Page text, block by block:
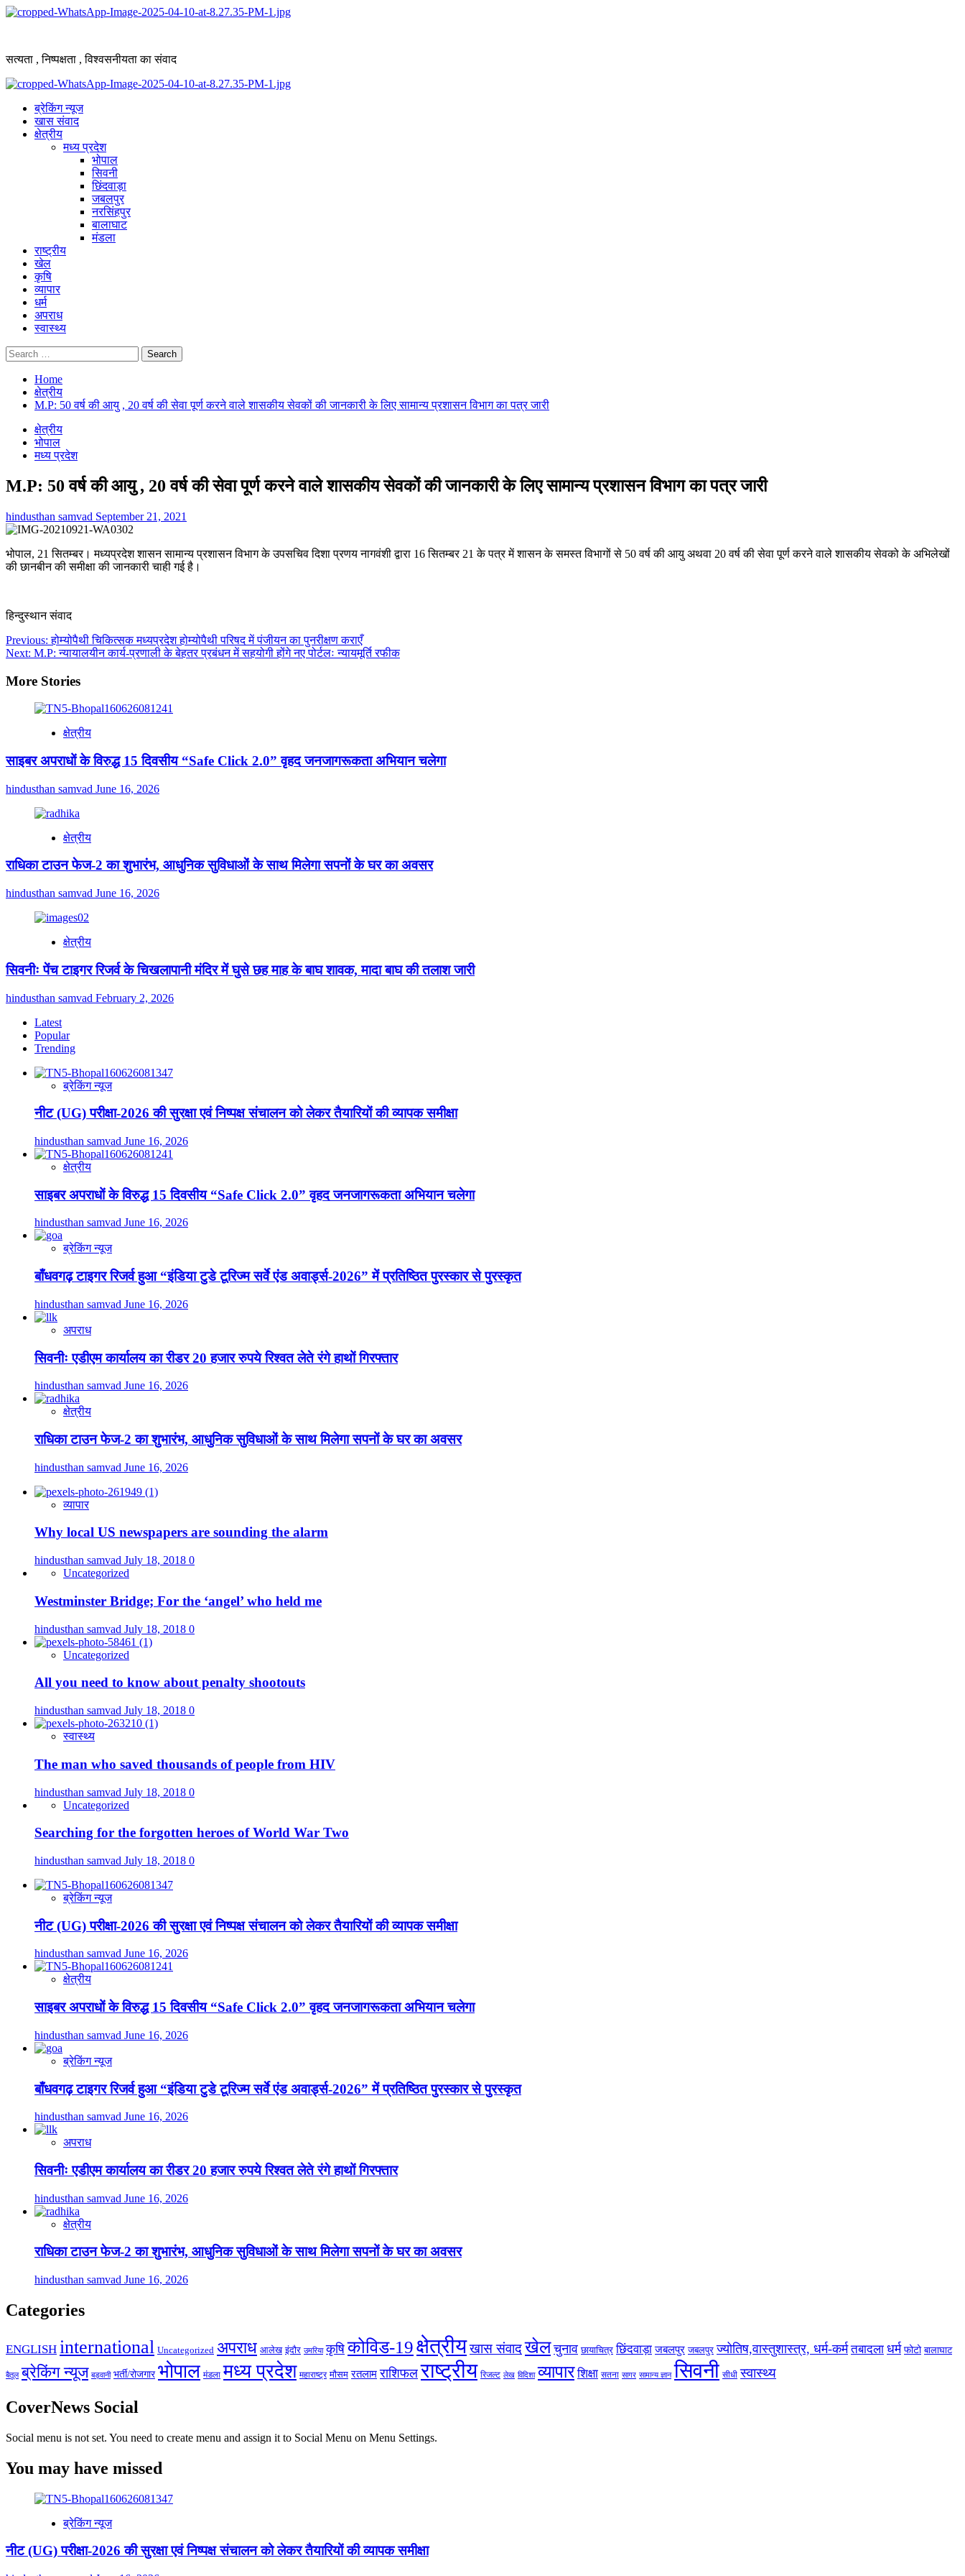
Skip
सत्यता , निष्पक्षता , विश्वसनीयता का संवाद
Primary
ब्रेकिंग न्यूज
खास संवाद
क्षेत्रीय
मध्य प्रदेश
भोपाल
सिवनी
छिंदवाड़ा
जबलपुर
नरसिंहपुर
बालाघाट
मंडला
राष्ट्रीय
खेल
कृषि
व्यापार
धर्म
अपराध
स्वास्थ्य
Search
for:
Home
क्षेत्रीय
M.P: 50 वर्ष की आयु , 20 वर्ष की सेवा पूर्ण करने वाले शासकीय सेवकों की जानकारी के लिए सामान्य प्रशासन विभाग का पत्र जारी
क्षेत्रीय
भोपाल
मध्य प्रदेश
M.P: 50 वर्ष की आयु , 20 वर्ष की सेवा पूर्ण करने वाले शासकीय सेवकों की जानकारी के लिए सामान्य प्रशासन विभाग का पत्र जारी
hindusthan samvad September 21, 2021
भोपाल, 21 सितम्बर। मध्यप्रदेश शासन सामान्य प्रशासन विभाग के उपसचिव दिशा प्रणय नागवंशी द्वारा 16 सितम्बर 21 के पत्र में शासन के समस्त विभागों से 50 वर्ष की आयु अथवा 20 वर्ष की सेवा पूर्ण करने वाले शासकीय सेवको के अभिलेखों
की छानबीन की समीक्षा की जानकारी चाही गई है।
हिन्दुस्थान संवाद
Post
navigation
Previous:होम्योपैथी चिकित्सक मध्यप्रदेश होम्योपैथी परिषद में पंजीयन का पुनरीक्षण कराएँ
Next: M.P: न्यायालयीन कार्य-प्रणाली के बेहतर प्रबंधन में सहयोगी होंगे नए पोर्टलः न्यायमूर्ति रफीक
More Stories
क्षेत्रीय
साइबर अपराधों के विरुद्ध 15 दिवसीय “Safe Click 2.0” वृहद जनजागरूकता अभियान चलेगा
hindusthan samvad June 16, 2026
क्षेत्रीय
राधिका टाउन फेज-2 का शुभारंभ, आधुनिक सुविधाओं के साथ मिलेगा सपनों के घर का अवसर
hindusthan samvad June 16, 2026
क्षेत्रीय
सिवनीः पेंच टाइगर रिजर्व के चिखलापानी मंदिर में घुसे छह माह के बाघ शावक, मादा बाघ की तलाश जारी
hindusthan samvad February 2, 2026
Latest
Popular
Trending
ब्रेकिंग न्यूज
नीट (UG) परीक्षा-2026 की सुरक्षा एवं निष्पक्ष संचालन को लेकर तैयारियों की व्यापक समीक्षा
hindusthan samvad June 16, 2026
क्षेत्रीय
साइबर अपराधों के विरुद्ध 15 दिवसीय “Safe Click 2.0” वृहद जनजागरूकता अभियान चलेगा
hindusthan samvad June 16, 2026
ब्रेकिंग न्यूज
बाँधवगढ़ टाइगर रिजर्व हुआ “इंडिया टुडे टूरिज्म सर्वे एंड अवार्ड्स-2026” में प्रतिष्ठित पुरस्कार से पुरस्कृत
hindusthan samvad June 16, 2026
अपराध
सिवनीः एडीएम कार्यालय का रीडर 20 हजार रुपये रिश्वत लेते रंगे हाथों गिरफ्तार
hindusthan samvad June 16, 2026
क्षेत्रीय
राधिका टाउन फेज-2 का शुभारंभ, आधुनिक सुविधाओं के साथ मिलेगा सपनों के घर का अवसर
hindusthan samvad June 16, 2026
व्यापार
Why local US newspapers are sounding the alarm
hindusthan samvad July 18, 2018 0
Uncategorized
Westminster Bridge; For the ‘angel’ who held me
hindusthan samvad July 18, 2018 0
Uncategorized
All you need to know about penalty shootouts
hindusthan samvad July 18, 2018 0
स्वास्थ्य
The man who saved thousands of people from HIV
hindusthan samvad July 18, 2018 0
Uncategorized
Searching for the forgotten heroes of World War Two
hindusthan samvad July 18, 2018 0
ब्रेकिंग न्यूज
नीट (UG) परीक्षा-2026 की सुरक्षा एवं निष्पक्ष संचालन को लेकर तैयारियों की व्यापक समीक्षा
hindusthan samvad June 16, 2026
क्षेत्रीय
साइबर अपराधों के विरुद्ध 15 दिवसीय “Safe Click 2.0” वृहद जनजागरूकता अभियान चलेगा
hindusthan samvad June 16, 2026
ब्रेकिंग न्यूज
बाँधवगढ़ टाइगर रिजर्व हुआ “इंडिया टुडे टूरिज्म सर्वे एंड अवार्ड्स-2026” में प्रतिष्ठित पुरस्कार से पुरस्कृत
hindusthan samvad June 16, 2026
अपराध
सिवनीः एडीएम कार्यालय का रीडर 20 हजार रुपये रिश्वत लेते रंगे हाथों गिरफ्तार
hindusthan samvad June 16, 2026
क्षेत्रीय
राधिका टाउन फेज-2 का शुभारंभ, आधुनिक सुविधाओं के साथ मिलेगा सपनों के घर का अवसर
hindusthan samvad June 16, 2026
Categories
ENGLISH international Uncategorized अपराध आलेख इंदौर उमरिया कृषि कोविड-19क्षेत्रीयखास संवादखेल चुनाव छायाचित्र छिंदवाड़ा जबलपुर जबलपुर ज्योतिष,वास्तुशास्त्र, धर्म-कर्म तबादला धर्म फोटो बालाघाट
बैतूल ब्रेकिंग न्यूज बड़वानी भर्ती/रोजगार भोपाल मंडला मध्य प्रदेश महाराष्ट्र मौसम रतलाम राशिफल राष्ट्रीय रिजल्ट लेख विदिशा व्यापार शिक्षा सतना सागर सामान्य ज्ञान सिवनी सीधी स्वास्थ्य
CoverNews Social
Social menu is not set. You need to create menu and assign it to Social Menu on Menu Settings.
You may have missed
ब्रेकिंग न्यूज
नीट (UG) परीक्षा-2026 की सुरक्षा एवं निष्पक्ष संचालन को लेकर तैयारियों की व्यापक समीक्षा